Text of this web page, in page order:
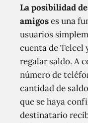
La posibilidad
amigoses una
usuarios
cuenta de Telcel
regalar saldo. A
número de
cantidad de
que se haya
destinatario